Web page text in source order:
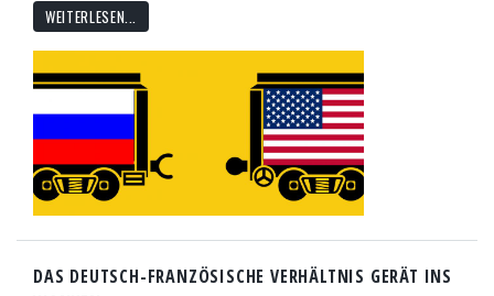
WEITERLESEN...
DAS DEUTSCH-FRANZÖSISCHE VERHÄLTNIS GERÄT INS